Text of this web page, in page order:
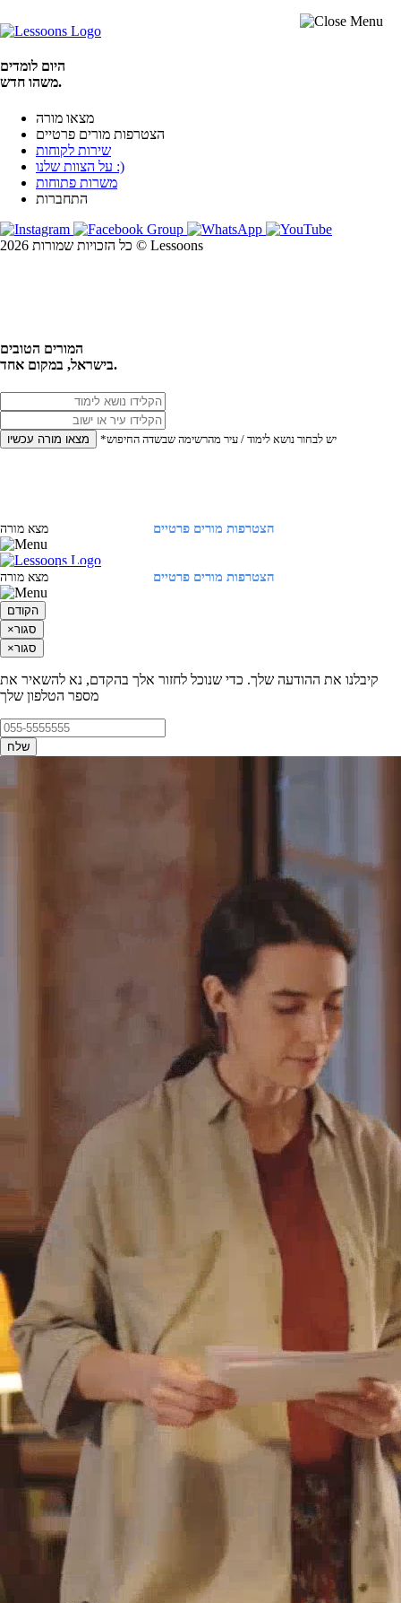
היום לומדים
משהו חדש.
מצאו מורה
הצטרפות מורים פרטיים
שירות לקוחות
על הצוות שלנו :)
משרות פתוחות
התחברות
כל הזכויות שמורות 2026 © Lessoons
המורים הטובים
בישראל, במקום אחד.
מצאו מורה עכשיו *יש לבחור נושא לימוד / עיר מהרשימה שבשדה החיפוש
הצטרפות מורים פרטיים מצא מורה
הצטרפות מורים פרטיים מצא מורה
הקודם
×סגור
×סגור
קיבלנו את ההודעה שלך. כדי שנוכל לחזור אלך בהקדם, נא להשאיר את
מספר הטלפון שלך
שלח